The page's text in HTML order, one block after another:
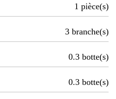
1 pièce(s)
3 branche(s)
0.3 botte(s)
0.3 botte(s)